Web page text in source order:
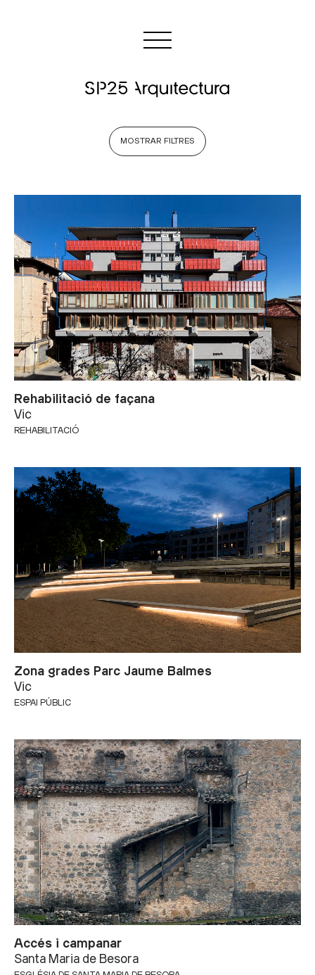
MOSTRAR FILTRES
VEURE TOTS
OBRA NOVA
REFORMES I REHABILITACIONS
ARQUITECTURA EFÍMERA
ESTUDIS DE PROGRAMACIÓ
CONCURSOS
PREMIS
ALTRES
Rehabilitació de façana
Vic
REHABILITACIÓ
Zona grades Parc Jaume Balmes
Vic
ESPAI PÚBLIC
Accés i campanar
Santa Maria de Besora